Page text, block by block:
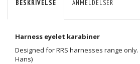
BESKRIVELSE ANMELDELSER
Harness eyelet karabiner
Designed for RRS harnesses range only.
Hans)